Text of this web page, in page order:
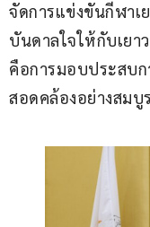
จัดการแข่งขันกีฬาเ
บันดาลใจให้กับเยา
คือการมอบประสบ
สอดคล้องอย่างสม